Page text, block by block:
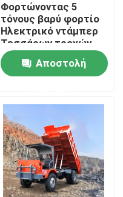
Φορτώνοντας 5
τόνους βαρύ φορτίο
Ηλεκτρικό ντάμπερ
Τεσσάρων τροχών
Υπόγεια Ορυχεία
Ντάμπερ Τίπερ
Αποστολή